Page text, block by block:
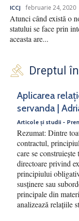
ICCJ februarie 24, 2020
Atunci când există o
statului se face prin
aceasta are...
Dreptul
Aplicarea
servanda |
Articole și studii -
Rezumat: Dintre
contractul,
care se
directoare privind
principiului
susținere sau
principale din
analizează relațiile